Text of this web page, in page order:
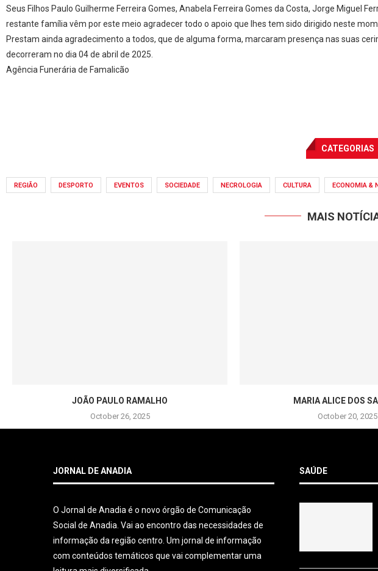
Seus Filhos Paulo Guilherme Ferreira Gomes, Anabela Ferreira Gomes da Costa, Jorge Miguel
restante família vêm por este meio agradecer todo o apoio que lhes tem sido dirigido neste
Prestam ainda agradecimento a todos, que de alguma forma, marcaram presença nas suas
decorreram no dia 04 de abril de 2025.
Agência Funerária de Famalicão
CATEGORIAS
REGIÃO DESPORTO EVENTOS SOCIEDADE NECROLOGIA CULTURA ECONOMIA &
MAIS
JOÃO PAULO RAMALHO
October 26, 2025
MARIA ALICE DOS
October 20, 2025
JORNAL DE ANADIA
O Jornal de Anadia é o novo órgão de Comunicação
Social de Anadia. Vai ao encontro das necessidades de
informação da região centro. Um jornal de informação
com conteúdos temáticos que vai complementar uma
SAÚDE